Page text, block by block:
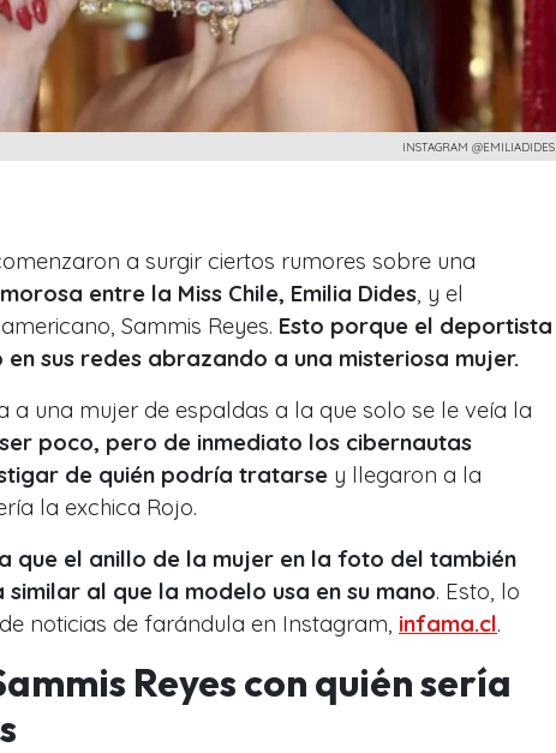
INSTAGRAM @EMILIADIDES
a surgir ciertos rumores sobre una
entre la Miss Chile, Emilia Dides , y el
Sammis Reyes. Esto porque el deportista
sus redes abrazando a una misteriosa mujer.
a una mujer de espaldas a la que solo se le veía la
poco, pero de inmediato los cibernautas
de quién podría tratarse y llegaron a la
la exchica Rojo.
que el anillo de la mujer en la foto del también
al que la modelo usa en su mano. Esto, lo
noticias de farándula en Instagram, infama.cl.
Reyes con quién sería